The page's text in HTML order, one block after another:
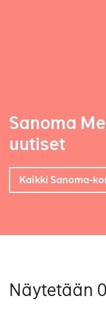
Sanoma
uutiset
Kaikki Sanoma-
Näytetään